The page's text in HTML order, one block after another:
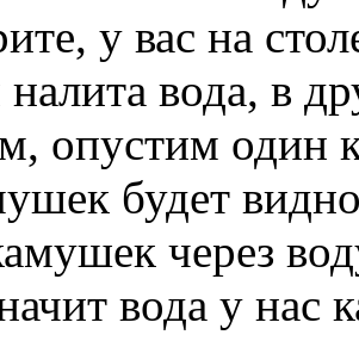
у вас на
вода, в
опустим один
будет
через
вода у нас